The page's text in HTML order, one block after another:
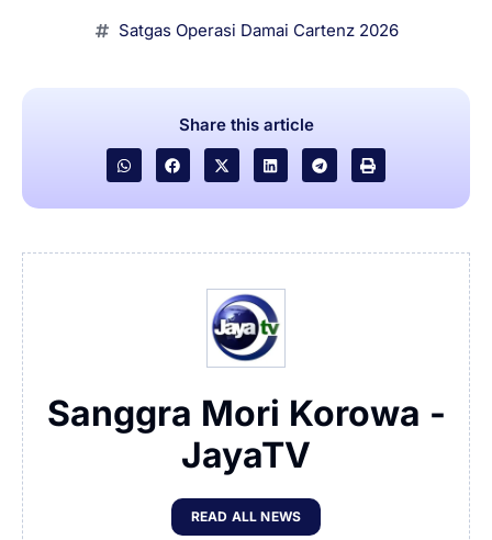
Satgas Operasi Damai Cartenz 2026
Share this article
Sanggra Mori Korowa -
JayaTV
READ ALL NEWS